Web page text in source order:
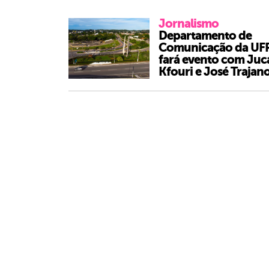
Jornalismo
Departamento de
Comunicação da
fará evento com
Kfouri e José